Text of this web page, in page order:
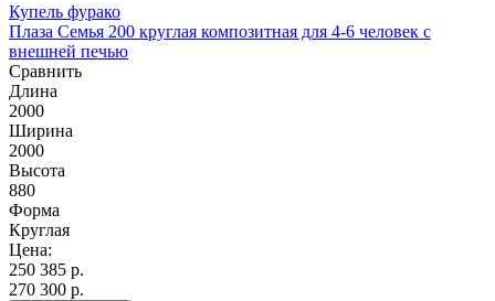
Купель фурако
Плаза Семья 200 круглая композитная для 4-6 человек с
внешней печью
Сравнить
Длина
2000
Ширина
2000
Высота
880
Форма
Круглая
Цена:
250 385 р.
270 300 р.